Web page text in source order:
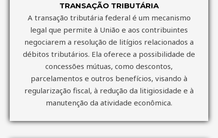
TRANSAÇÃO TRIBUTÁRIA
A transação tributária federal é um mecanismo
legal que permite à União e aos contribuintes
negociarem a resolução de litígios relacionados a
débitos tributários. Ela oferece a possibilidade de
concessões mútuas, como descontos,
parcelamentos e outros benefícios, visando à
regularização fiscal, à redução da litigiosidade e à
manutenção da atividade econômica.